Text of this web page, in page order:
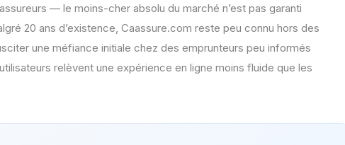
— le moins-cher absolu du marché n’est pas garanti
20 ans d’existence, Caassure.com reste peu connu hors des
une méfiance initiale chez des emprunteurs peu informés
relèvent une expérience en ligne moins fluide que les